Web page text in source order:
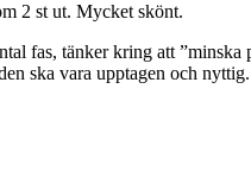
2 st ut. Mycket skönt.
fas, tänker kring att
ska vara upptagen och nyttig.